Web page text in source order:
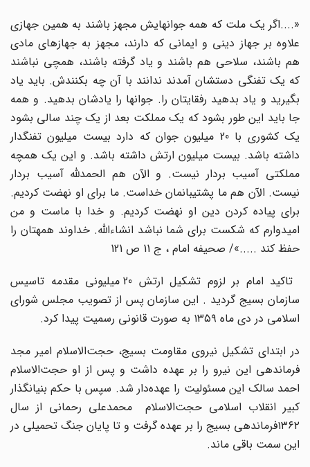
«....اگر یک ملت که همه جوانهایش مجهز باشند به همین جهازی
علاوه بر جهاز دینی و ایمانی که دارند، مجهز به جهازهای مادی
هم باشند، سلاحی هم باشند و یاد گرفته باشند، همچی نباشند
که یک تفنگی دستشان آمدند ندانند با آن چه بکنندش. باید یاد
بگیرید و یاد بدهید رفقایتان را. جوانها را یادشان بدهید. و همه
جا باید این طور بشود که یک مملکت بعد از یک چند سالی بشود
یک کشوری با 20 میلیون جوان که دارد بیست میلیون تفنگدار
داشته باشد. بیست میلیون ارتش داشته باشد. و این یک همچه
مملکتی آسیب بردار نیست. و الآن هم الحمدللّه‏ آسیب بردار
نیست. الآن هم ما پشتیبانمان خداست. ما برای او نهضت کردیم.
برای پیاده کردن دین او نهضت کردیم. و خدا با ماست و من
امیدوارم که شکست برای شما نباشد ان‏شاءاللّه‏. خداوند همه‏تان را
حفظ کند .....»/ صحیفه امام ، ج 11 ص 121
تاکید امام بر لزوم تشکیل ارتش 20 میلیونی مقدمه تاسیس
سازمان بسیج گردید . این سازمان پس از تصویب مجلس شورای
اسلامی در دی ماه ۱۳۵۹ به صورت قانونی رسمیت پیدا کرد.
در ابتدای تشکیل نیروی مقاومت بسیج، حجت‌الاسلام امیر مجد
فرماندهی این نیرو را بر عهده داشت و پس از او حجت‌الاسلام
احمد سالک این مسئولیت را عهده‌دار شد. سپس با حکم بنیانگذار
کبیر انقلاب اسلامی حجت‌الاسلام محمدعلی رحمانی از سال
۱۳۶۲فرماندهی بسیج را بر عهده گرفت و تا پایان جنگ تحمیلی در
این سمت باقی ماند.